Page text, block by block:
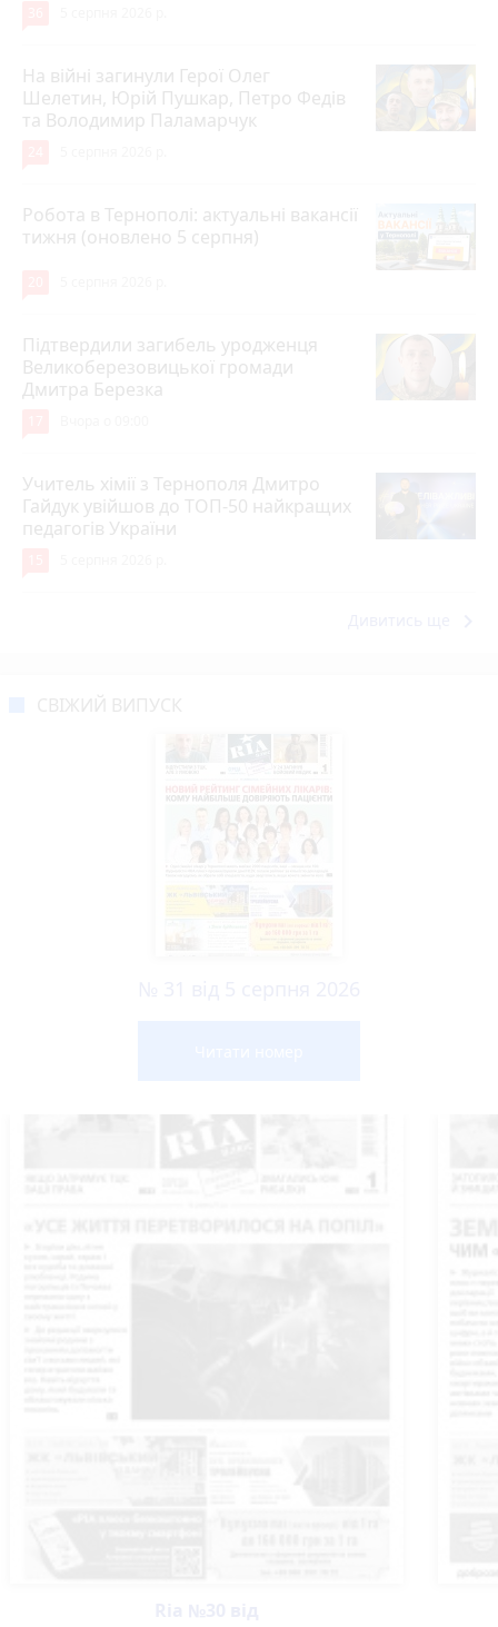
На війні загинули Герої Олег
Шелетин, Юрій Пушкар, Петро Федів
та Володимир Паламарчук
Робота в Тернополі: актуальні вакансії
тижня (оновлено 5 серпня)
Підтвердили загибель уродженця
Великоберезовицької громади
Дмитра Березка
Учитель хімії з Тернополя Дмитро
Гайдук увійшов до ТОП-50 найкращих
педагогів України